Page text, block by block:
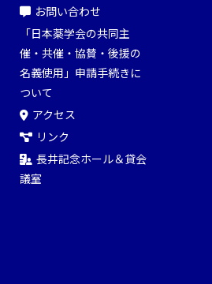
お問い合わせ
「日本薬学会の共同主
催・共催・協賛・後援の
名義使用」申請手続きに
ついて
アクセス
リンク
長井記念ホール＆貸会
議室